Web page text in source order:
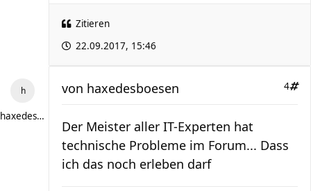
Zitieren
22.09.2017, 15:46
haxedesboesen
4
von haxedesboesen
Der Meister aller IT-Experten hat
technische Probleme im Forum... Dass
ich das noch erleben darf